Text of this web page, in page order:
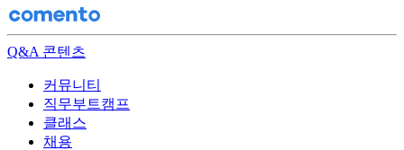
Q&A 콘텐츠
커뮤니티
직무부트캠프
클래스
채용